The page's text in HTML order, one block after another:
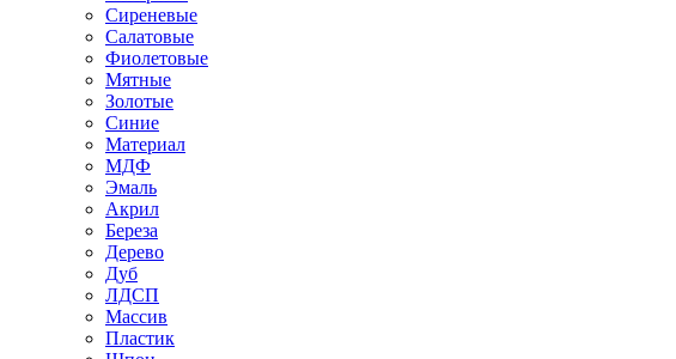
Сиреневые
Салатовые
Фиолетовые
Мятные
Золотые
Синие
Материал
МДФ
Эмаль
Акрил
Береза
Дерево
Дуб
ЛДСП
Массив
Пластик